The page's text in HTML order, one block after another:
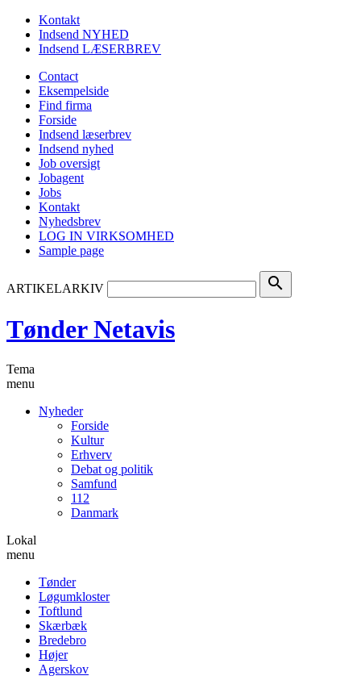
Kontakt
Indsend NYHED
Indsend LÆSERBREV
Contact
Eksempelside
Find firma
Forside
Indsend læserbrev
Indsend nyhed
Job oversigt
Jobagent
Jobs
Kontakt
Nyhedsbrev
LOG IN VIRKSOMHED
Sample page
ARTIKELARKIV search
Tønder Netavis
Tema
menu
Nyheder
Forside
Kultur
Erhverv
Debat og politik
Samfund
112
Danmark
Lokal
menu
Tønder
Løgumkloster
Toftlund
Skærbæk
Bredebro
Højer
Agerskov